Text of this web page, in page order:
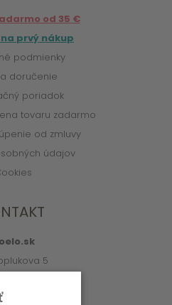
od 35 €
prvý nákup
podmienky
doručenie
poriadok
tovaru zadarmo
od zmluvy
údajov
5